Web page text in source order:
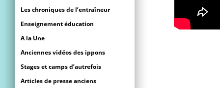
Les chroniques de l’entraîneur
Enseignement éducation
A la Une
Anciennes vidéos des ippons
Stages et camps d’autrefois
Articles de presse anciens